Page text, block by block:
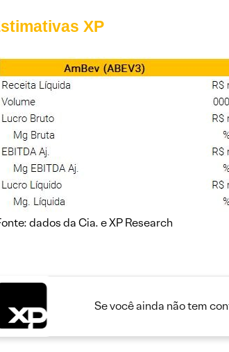
XP
dados da Cia. e XP Research
Se você ainda não tem